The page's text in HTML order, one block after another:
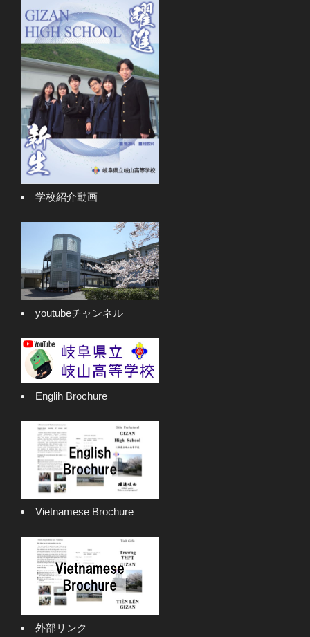
学校紹介動画
youtubeチャンネル
Englih Brochure
Vietnamese Brochure
外部リンク